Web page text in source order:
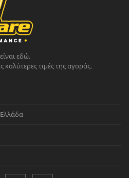
εδώ.
καλύτερες τιμές της αγοράς.